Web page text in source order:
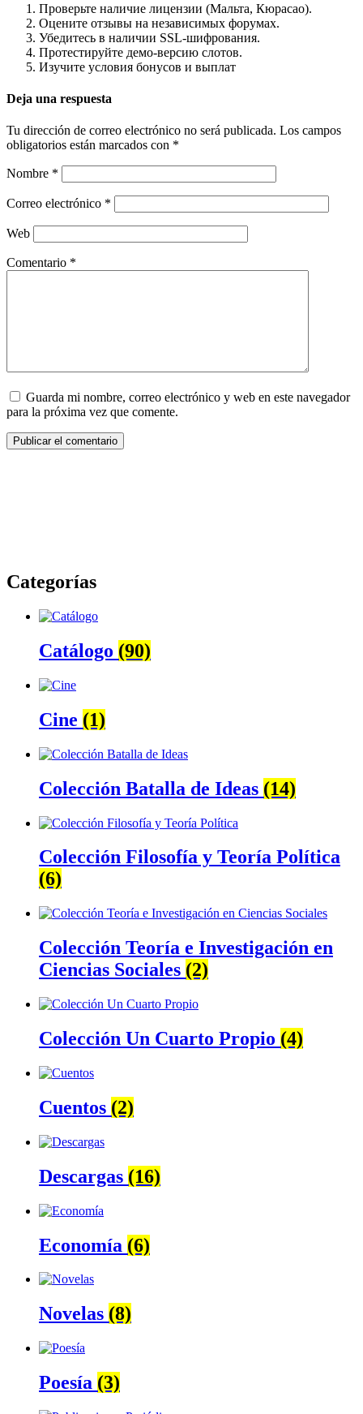
Проверьте наличие лицензии (Мальта, Кюрасао).
Оцените отзывы на независимых форумах.
Убедитесь в наличии SSL‑шифрования.
Протестируйте демо‑версию слотов.
Изучите условия бонусов и выплат
Deja una respuesta
Tu dirección de correo electrónico no será publicada. Los campos
obligatorios están marcados con *
Nombre *
Correo electrónico *
Web
Comentario *
Guarda mi nombre, correo electrónico y web en este navegador
para la próxima vez que comente.
Categorías
Catálogo (90)
Cine (1)
Colección Batalla de Ideas (14)
Colección Filosofía y Teoría Política
(6)
Colección Teoría e Investigación en
Ciencias Sociales (2)
Colección Un Cuarto Propio (4)
Cuentos (2)
Descargas (16)
Economía (6)
Novelas (8)
Poesía (3)